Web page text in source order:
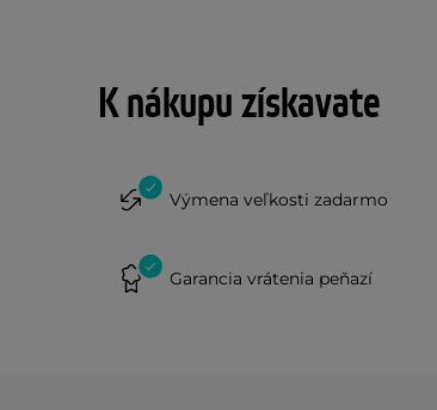
K nákupu získavate
Výmena veľkosti zadarmo
Garancia vrátenia peňazí